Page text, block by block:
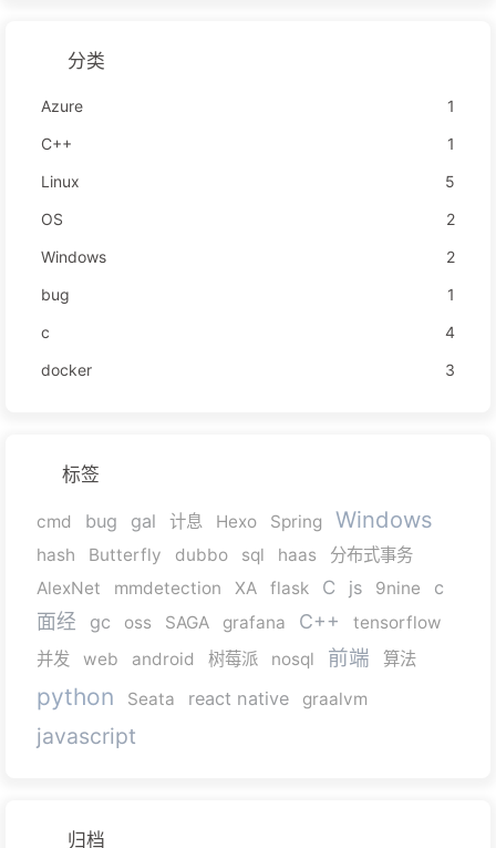
分类
Azure
1
C++
1
Linux
5
OS
2
Windows
2
bug
1
c
4
docker
3
标签
cmd bug gal 计息 Hexo Spring Windows
hash Butterfly dubbo sql haas
分布式事务
AlexNet
mmdetection XA flask C js 9nine c
面经 gc oss SAGA grafana C++
tensorflow
并发
web android 树莓派 nosql 前端 算法
python Seata react native graalvm
javascript
归档